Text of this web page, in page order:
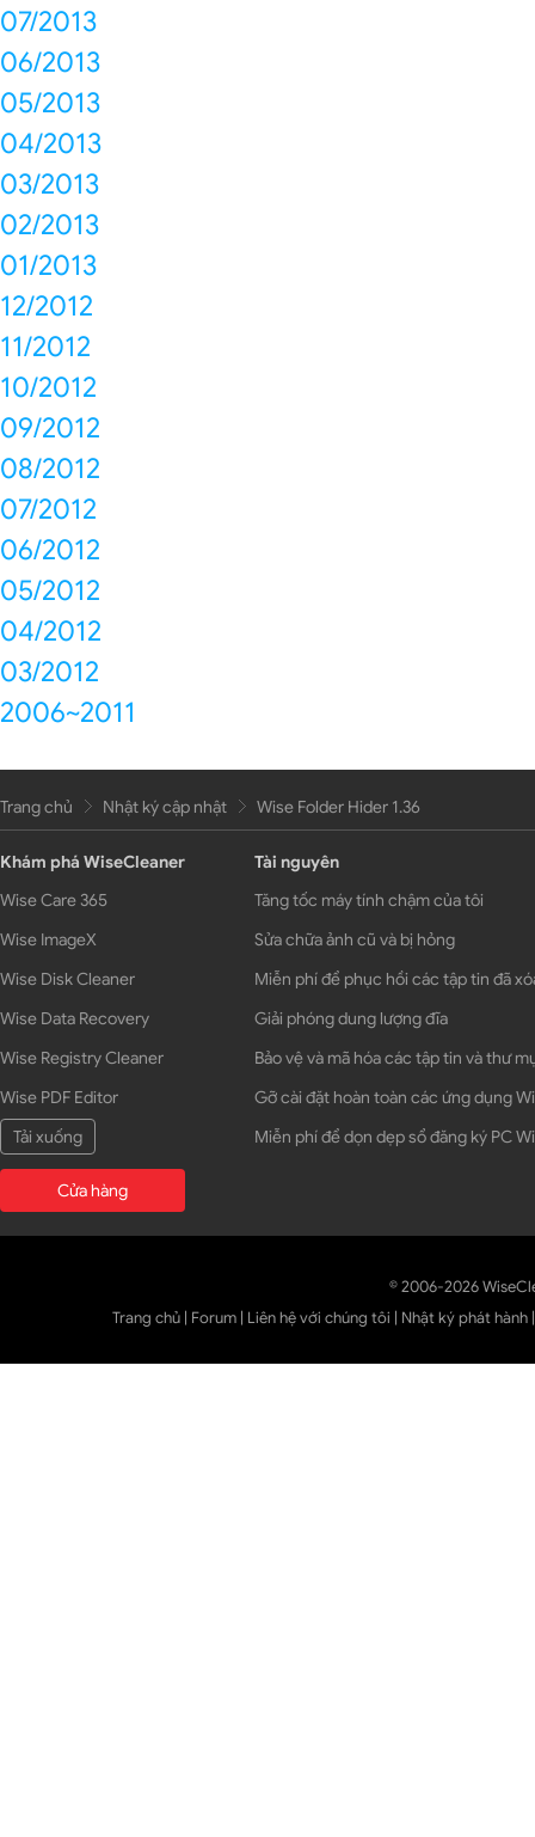
07/2013
06/2013
05/2013
04/2013
03/2013
02/2013
01/2013
12/2012
11/2012
10/2012
09/2012
08/2012
07/2012
06/2012
05/2012
04/2012
03/2012
2006~2011
Trang chủ Nhật ký cập nhật Wise Folder Hider 1.36
Khám phá WiseCleaner
Wise Care 365
Wise ImageX
Wise Disk Cleaner
Wise Data Recovery
Wise Registry Cleaner
Wise PDF Editor
Tải xuống
Cửa hàng
Tài nguyên
Tăng tốc máy tính chậm của tôi
Sửa chữa ảnh cũ và bị hỏng
Miễn phí để phục hồi các tập tin đã
Giải phóng dung lượng đĩa
Bảo vệ và mã hóa các tập tin và thư
Gỡ cài đặt hoàn toàn các ứng dụng
Miễn phí để dọn dẹp sổ đăng ký PC
© 2006-2026
Trang chủ | Forum | Liên hệ với chúng tôi | Nhật ký phát hành